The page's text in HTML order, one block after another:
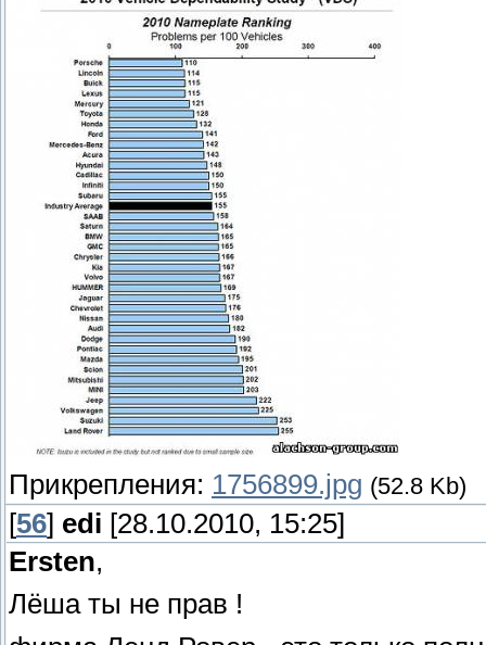
Прикрепления: 1756899.jpg (52.8 Kb)
[56] edi [28.10.2010, 15:25]
Ersten,
Лёша ты не прав !